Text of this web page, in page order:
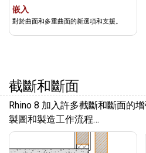
嵌入
對於曲面和多重曲面的新選項和支援。
截斷和斷面
Rhino 8 加入許多截斷和斷面的
製圖和製造工作流程…